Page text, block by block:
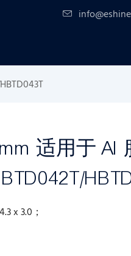
适用于 AI
x 3.0；